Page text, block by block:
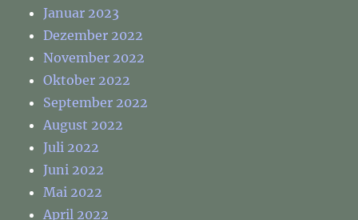
Januar 2023
Dezember 2022
November 2022
Oktober 2022
September 2022
August 2022
Juli 2022
Juni 2022
Mai 2022
April 2022